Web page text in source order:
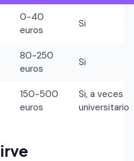
0-40
euros
Si
80-250
euros
Si
150-500
euros
Si, a veces
universitario